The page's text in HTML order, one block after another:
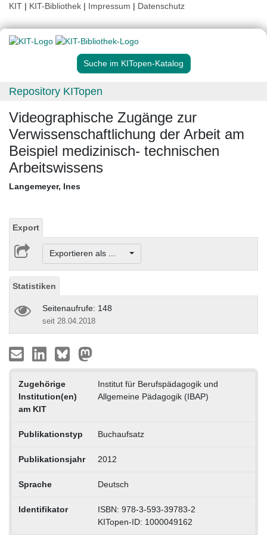
KIT | KIT-Bibliothek | Impressum | Datenschutz
Suche im KITopen-Katalog
Repository KITopen
Videographische Zugänge zur
Verwissenschaftlichung der Arbeit am
Beispiel medizinisch- technischen
Arbeitswissens
Langemeyer, Ines
Export
Exportieren als ...
Statistiken
Seitenaufrufe: 148
seit 28.04.2018
Zugehörige
Institution(en)
am KIT
Institut für Berufspädagogik und
Allgemeine Pädagogik (IBAP)
Publikationstyp Buchaufsatz
Publikationsjahr 2012
Sprache Deutsch
Identifikator
ISBN: 978-3-593-39783-2
KITopen-ID: 1000049162